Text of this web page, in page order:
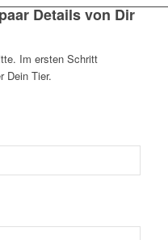
Details von Dir
Im ersten Schritt
Dein Tier.